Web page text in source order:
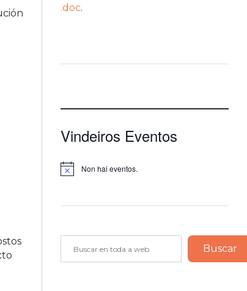
.doc.
Vindeiros Eventos
Notice Non hai eventos.
Buscar